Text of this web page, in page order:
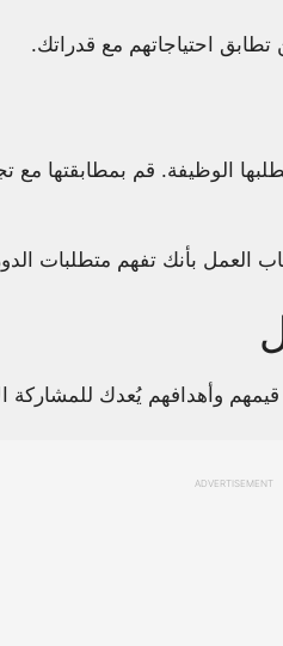
احتياجاتهم مع قدراتك.
الوظيفة. قم بمطابقتها مع
العمل بأنك تفهم متطلبات
وأهدافهم يُعدك للمشاركة
ADVERTISEMENT